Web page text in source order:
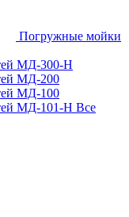
Погружные мойки
МД-300-H
МД-200
МД-100
МД-101-Н Все